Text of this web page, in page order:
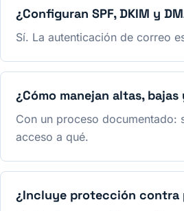
¿Configuran SPF, DKIM y
Sí. La autenticación de correo
¿Cómo manejan altas,
Con un proceso documentado:
acceso a qué.
¿Incluye protección contra